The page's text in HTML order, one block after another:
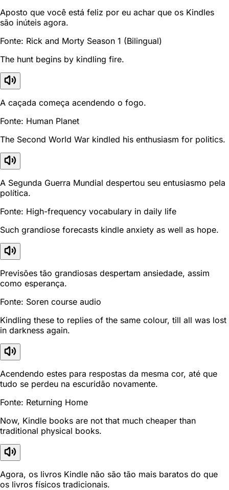
Aposto que você está feliz por eu achar que os Kindles
são inúteis agora.
Fonte: Rick and Morty Season 1 (Bilingual)
The hunt begins by kindling fire.
A caçada começa acendendo o fogo.
Fonte: Human Planet
The Second World War kindled his enthusiasm for politics.
A Segunda Guerra Mundial despertou seu entusiasmo pela
política.
Fonte: High-frequency vocabulary in daily life
Such grandiose forecasts kindle anxiety as well as hope.
Previsões tão grandiosas despertam ansiedade, assim
como esperança.
Fonte: Soren course audio
Kindling these to replies of the same colour, till all was lost
in darkness again.
Acendendo estes para respostas da mesma cor, até que
tudo se perdeu na escuridão novamente.
Fonte: Returning Home
Now, Kindle books are not that much cheaper than
traditional physical books.
Agora, os livros Kindle não são tão mais baratos do que
os livros físicos tradicionais.